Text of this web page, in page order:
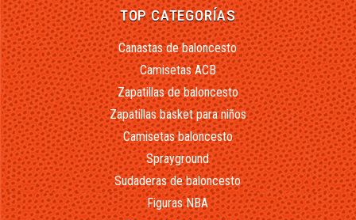
TOP CATEGORÍAS
Canastas de baloncesto
Camisetas ACB
Zapatillas de baloncesto
Zapatillas basket para niños
Camisetas baloncesto
Sprayground
Sudaderas de baloncesto
Figuras NBA